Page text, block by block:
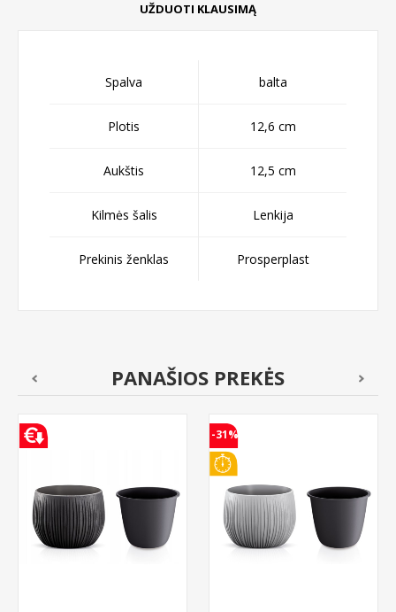
UŽDUOTI KLAUSIMĄ
Spalva balta
Plotis 12,6 cm
Aukštis 12,5 cm
Kilmės šalis Lenkija
Prekinis ženklas Prosperplast
PANAŠIOS PREKĖS
-31%